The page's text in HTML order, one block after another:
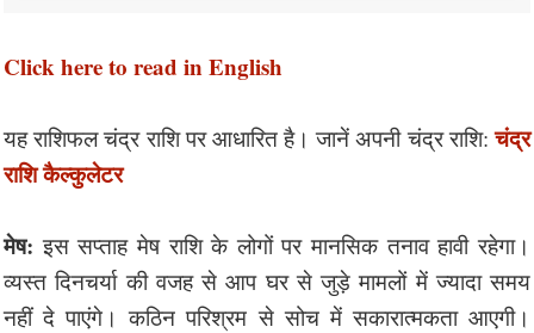
Click here to read in English
यह राशिफल चंद्र राशि पर आधारित है। जानें अपनी चंद्र राशि:चंद्र
राशि कैल्कुलेटर
मेष: इस सप्ताह मेष राशि के लोगों पर मानसिक तनाव हावी रहेगा।
व्यस्त दिनचर्या की वजह से आप घर से जुड़े मामलों में ज्यादा समय
नहीं दे पाएंगे। कठिन परिश्रम से सोच में सकारात्मकता आएगी।